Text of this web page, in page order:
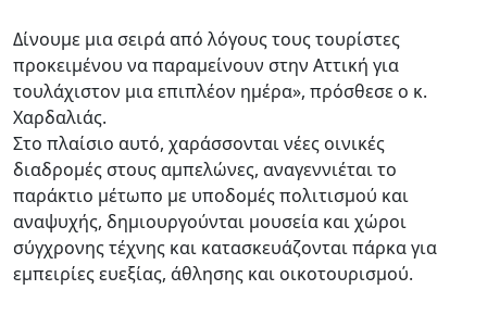
Δίνουμε μια σειρά από λόγους τους τουρίστες
προκειμένου να παραμείνουν στην Αττική για
τουλάχιστον μια επιπλέον ημέρα», πρόσθεσε ο κ.
Χαρδαλιάς.
Στο πλαίσιο αυτό, χαράσσονται νέες οινικές
διαδρομές στους αμπελώνες, αναγεννιέται το
παράκτιο μέτωπο με υποδομές πολιτισμού και
αναψυχής, δημιουργούνται μουσεία και χώροι
σύγχρονης τέχνης και κατασκευάζονται πάρκα για
εμπειρίες ευεξίας, άθλησης και οικοτουρισμού.